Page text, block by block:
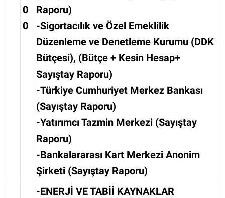
0
0
Raporu)
-Sigortacılık ve Özel Emeklilik
Düzenleme ve Denetleme Kurumu (DDK
Bütçesi), (Bütçe + Kesin Hesap+
Sayıştay Raporu)
-Türkiye Cumhuriyet Merkez Bankası
(Sayıştay Raporu)
-Yatırımcı Tazmin Merkezi (Sayıştay
Raporu)
-Bankalararası Kart Merkezi Anonim
Şirketi (Sayıştay Raporu)
-ENERJİ VE TABİİ KAYNAKLAR